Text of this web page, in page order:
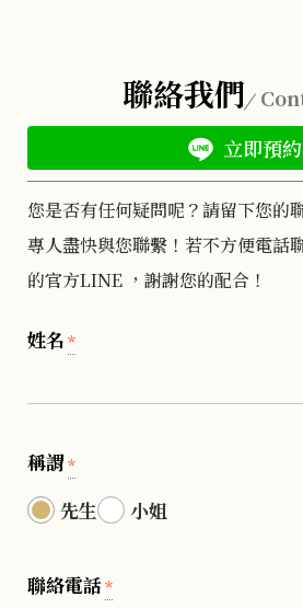
聯絡我們
立即預約
您是否有任何疑問呢？請留下您的
專人盡快與您聯繫！若不方便電話
的官方LINE ，謝謝您的配合！
姓名*
稱謂*
先生 小姐
聯絡電話*